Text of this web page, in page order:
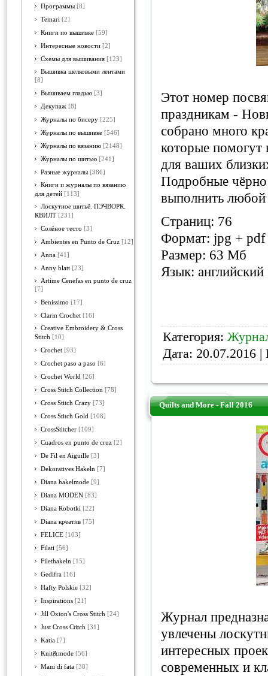
Программы [8]
Temari [2]
Книги по вышивке [59]
Интересные новости [2]
Схемы для вышивания [123]
Вышивка шелковыми лентами
[8]
Вышиваем гладью [3]
Декупаж [8]
Журналы по бисеру [225]
Журналы по вышивке [546]
Журналы по вязанию [2148]
Журналы по шитью [241]
Разные журналы [386]
Книги и журналы по вязанию
для детей [113]
Лоскутное шитьё. ПЭЧВОРК.
КВИЛТ [231]
Солёное тесто [3]
Ambientes en Punto de Cruz [12]
Anna [41]
Anny blatt [23]
Artime Cenefas en punto de cruz
[7]
Benissimo [17]
Clarin Crochet [16]
Creative Embroidery & Cross
Stitch [10]
Crochet [93]
Crochet paso a paso [6]
Crochet World [26]
Cross Stitch Collection [78]
Cross Stitch Crazy [73]
Cross Stitch Gold [108]
CrossStitcher [109]
Cuadros en punto de cruz [2]
De Fil en Aiguille [3]
Dekoratives Hakeln [7]
Diana hakelmode [9]
Diana MODEN [83]
Diana Robotki [22]
Diana креатив [75]
FELICE [103]
Filati [56]
Filethakeln [15]
Gedifra [16]
Hafty Polskie [32]
Inspirations [21]
Jill Oxton's Cross Stitch [24]
Just Cross Ctitch [31]
Katia [7]
Knit&mode [56]
Mani di fata [38]
Этот номер
праздникам -
собрано много
которые помогут
для ваших
Подробные
выполнить любой
Страниц: 76
Формат: jpg + pdf
Размер: 63 Мб
Язык: английский
Категория:
Дата: 20.07.2016 |
Quilts and More - Fall 2016
Журнал
увлечены
интересных
современных и